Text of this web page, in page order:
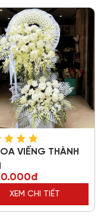
VIẾNG THÀNH
XEM CHI TIẾT